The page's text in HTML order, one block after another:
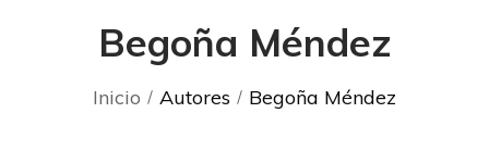
Begoña Méndez
Inicio Autores Begoña Méndez